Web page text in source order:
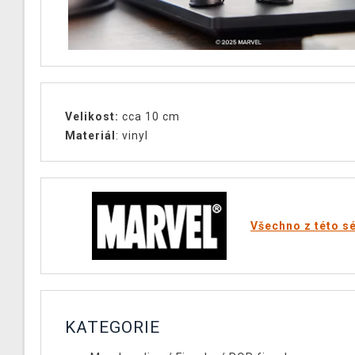
Velikost: cca 10 cm
Materiál : vinyl
Všechno z této
KATEGORIE